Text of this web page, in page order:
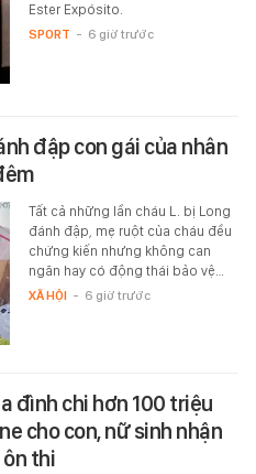
Ester Expósito.
SPORT - 6 giờ trước
đập con gái của nhân
Tất cả những lần cháu L. bị Long
đánh đập, mẹ ruột của cháu đều
chứng kiến nhưng không can
ngăn hay có động thái bảo vệ…
XÃ HỘI - 6 giờ trước
đình chi hơn 100 triệu
cho con, nữ sinh nhận
thi